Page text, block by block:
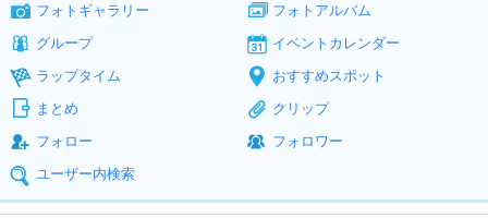
フォトギャラリー
フォトアルバム
グループ
イベントカレンダー
ラップタイム
おすすめスポット
まとめ
クリップ
フォロー
フォロワー
ユーザー内検索